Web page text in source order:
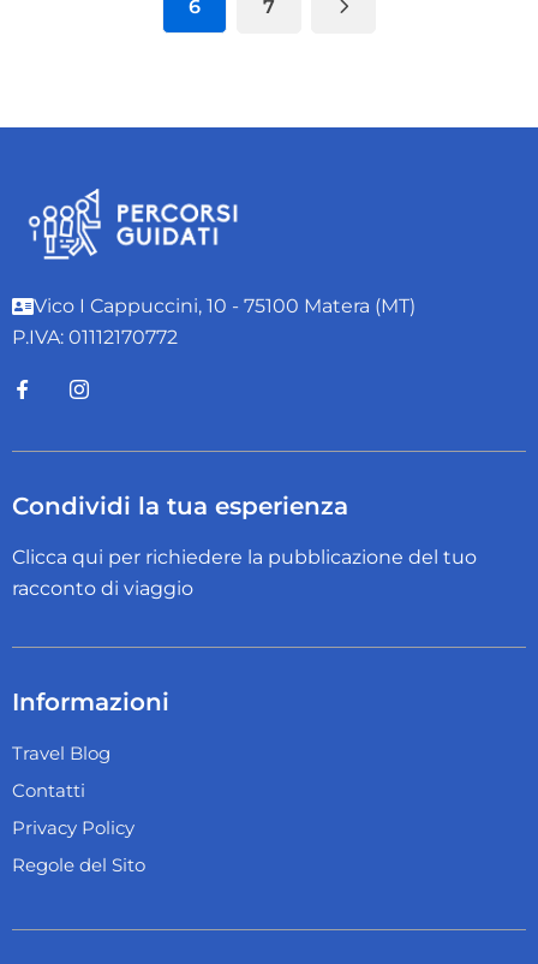
6 7
Vico I Cappuccini, 10 - 75100 Matera (MT)
P.IVA: 01112170772
Condividi la tua esperienza
Clicca qui per richiedere la pubblicazione del tuo
racconto di viaggio
Informazioni
Travel Blog
Contatti
Privacy Policy
Regole del Sito